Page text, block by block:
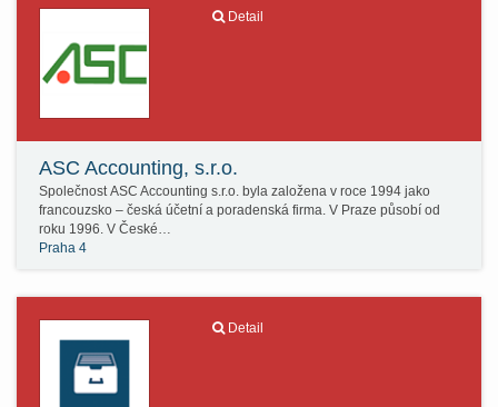
Detail
ASC Accounting, s.r.o.
Společnost ASC Accounting s.r.o. byla založena v roce 1994 jako
francouzsko – česká účetní a poradenská firma. V Praze působí od
roku 1996. V České…
Praha 4
Detail